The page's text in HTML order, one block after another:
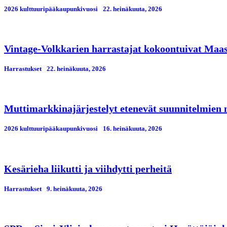
2026 kulttuuripääkaupunkivuosi 22. heinäkuuta, 2026
Vintage-Volkkarien harrastajat kokoontuivat
Harrastukset 22. heinäkuuta, 2026
Muttimarkkinajärjestelyt etenevät suunnitelmien
2026 kulttuuripääkaupunkivuosi 16. heinäkuuta, 2026
Kesärieha liikutti ja viihdytti perheitä
Harrastukset 9. heinäkuuta, 2026